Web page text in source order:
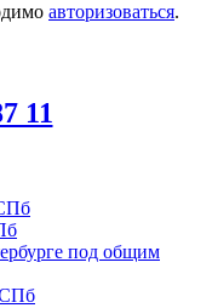
авторизоваться.
11
под общим
СПб